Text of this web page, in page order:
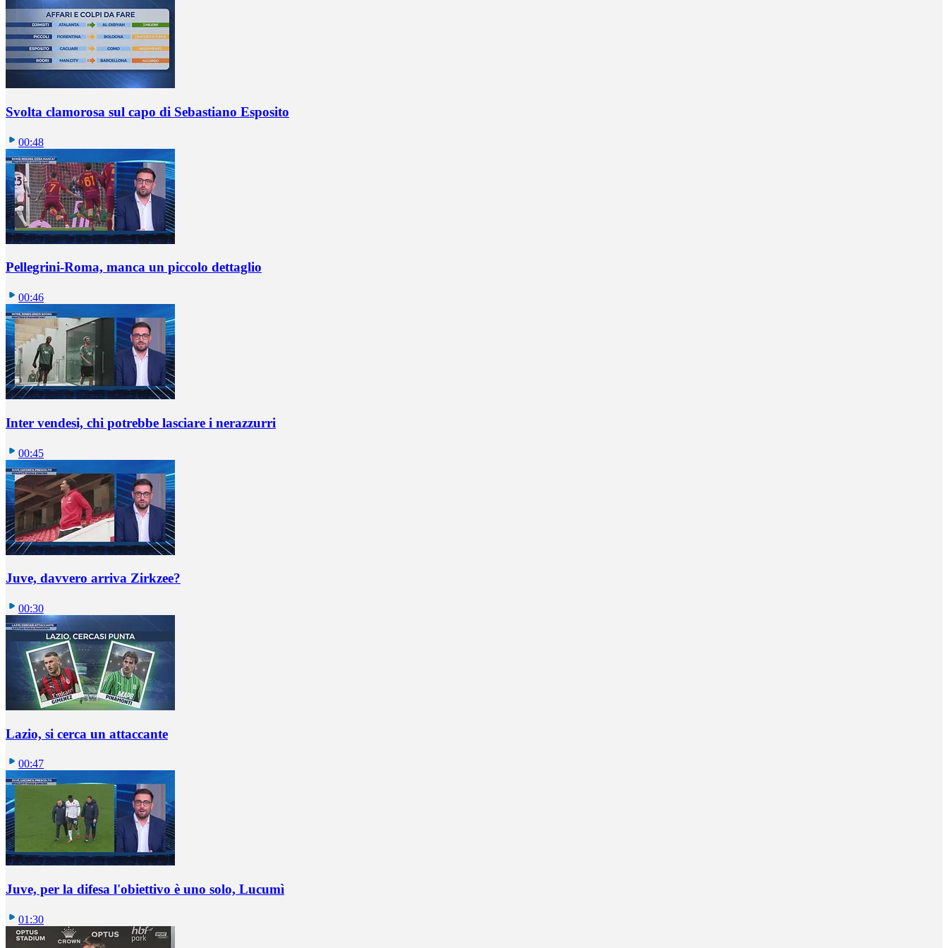
Svolta clamorosa sul capo di Sebastiano Esposito
00:48
Pellegrini-Roma, manca un piccolo dettaglio
00:46
Inter vendesi, chi potrebbe lasciare i nerazzurri
00:45
Juve, davvero arriva Zirkzee?
00:30
Lazio, si cerca un attaccante
00:47
Juve, per la difesa l'obiettivo è uno solo, Lucumì
01:30